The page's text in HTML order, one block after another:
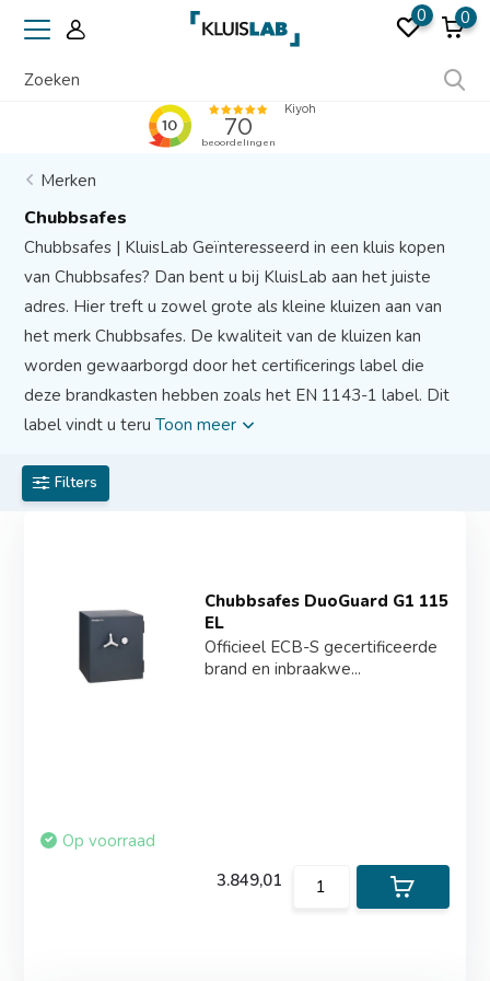
0 0
Merken
Chubbsafes
Chubbsafes | KluisLab Geïnteresseerd in een kluis kopen
van Chubbsafes? Dan bent u bij KluisLab aan het juiste
adres. Hier treft u zowel grote als kleine kluizen aan van
het merk Chubbsafes. De kwaliteit van de kluizen kan
worden gewaarborgd door het certificerings label die
deze brandkasten hebben zoals het EN 1143-1 label. Dit
label vindt u teruToon meer
Filters
Chubbsafes DuoGuard G1 115
EL
Officieel ECB-S gecertificeerde
brand en inbraakwe...
Op voorraad
3.849,01